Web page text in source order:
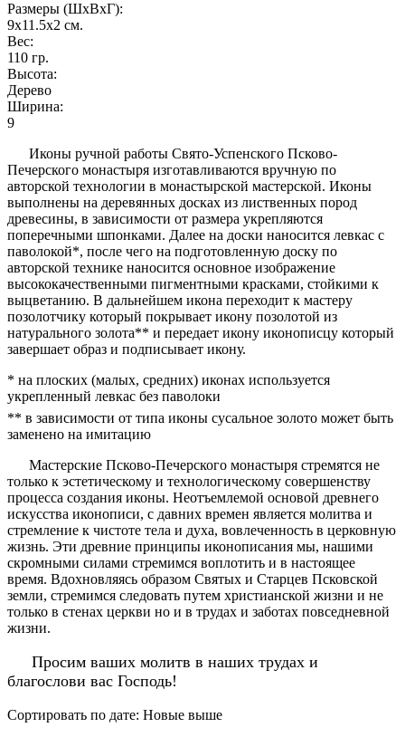
Размеры (ШxВxГ):
9x11.5x2 см.
Вес:
110 гр.
Высота:
Дерево
Ширина:
9
Иконы ручной работы Свято-Успенского Псково-
Печерского монастыря изготавливаются вручную по
авторской технологии в монастырской мастерской. Иконы
выполнены на деревянных досках из лиственных пород
древесины, в зависимости от размера укрепляются
поперечными шпонками. Далее на доски наносится левкас с
паволокой*, после чего на подготовленную доску по
авторской технике наносится основное изображение
высококачественными пигментными красками, стойкими к
выцветанию. В дальнейшем икона переходит к мастеру
позолотчику который покрывает икону позолотой из
натурального золота** и передает икону иконописцу который
завершает образ и подписывает икону.
* на плоских (малых, средних) иконах используется
укрепленный левкас без паволоки
** в зависимости от типа иконы сусальное золото может быть
заменено на имитацию
Мастерские Псково-Печерского монастыря стремятся не
только к эстетическому и технологическому совершенству
процесса создания иконы. Неотъемлемой основой древнего
искусства иконописи, с давних времен является молитва и
стремление к чистоте тела и духа, вовлеченность в церковную
жизнь. Эти древние принципы иконописания мы, нашими
скромными силами стремимся воплотить и в настоящее
время. Вдохновляясь образом Святых и Старцев Псковской
земли, стремимся следовать путем христианской жизни и не
только в стенах церкви но и в трудах и заботах повседневной
жизни.
Просим ваших молитв в наших трудах и
благослови вас Господь!
Сортировать по дате: Новые выше